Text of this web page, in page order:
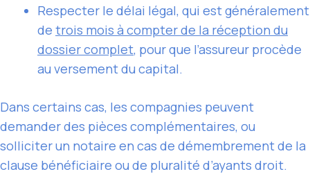
Respecter le délai légal, qui est généralement
de trois mois à compter de la réception du
dossier complet, pour que l’assureur procède
au versement du capital.
Dans certains cas, les compagnies peuvent
demander des pièces complémentaires, ou
solliciter un notaire en cas de démembrement de la
clause bénéficiaire ou de pluralité d’ayants droit.